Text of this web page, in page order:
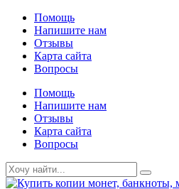
Помощь
Напишите нам
Отзывы
Карта сайта
Вопросы
Помощь
Напишите нам
Отзывы
Карта сайта
Вопросы